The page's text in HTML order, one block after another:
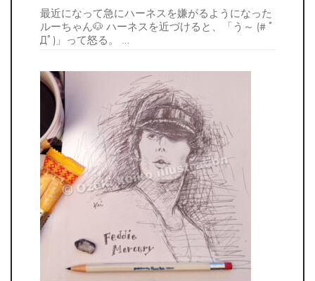
最近になって急にハーネスを嫌がるようになった
ルーちゃん🐶 ハーネスを近づけると、「う～ (# ﾟ
Дﾟ)」って怒る。 …